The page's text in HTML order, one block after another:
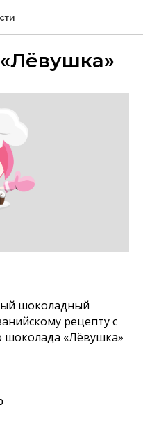
шоколадный
рецепту с
шоколада «Лёвушка»